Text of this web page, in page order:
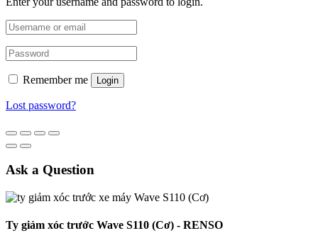
Remember me Login
Lost password?
Ask a Question
Ty giảm xóc trước Wave S110 (Cơ) - RENSO